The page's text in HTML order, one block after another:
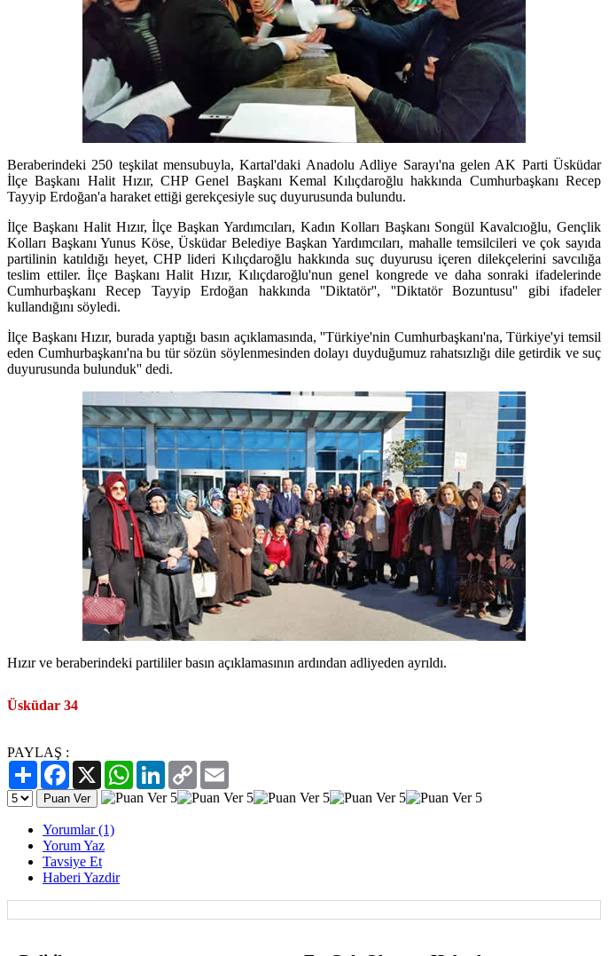
Beraberindeki 250 teşkilat mensubuyla, Kartal'daki Anadolu Adliye Sarayı'na gelen AK Parti Üsküdar
İlçe Başkanı Halit Hızır, CHP Genel Başkanı Kemal Kılıçdaroğlu hakkında Cumhurbaşkanı Recep
Tayyip Erdoğan'a haraket ettiği gerekçesiyle suç duyurusunda bulundu.
İlçe Başkanı Halit Hızır, İlçe Başkan Yardımcıları, Kadın Kolları Başkanı Songül Kavalcıoğlu, Gençlik
Kolları Başkanı Yunus Köse, Üsküdar Belediye Başkan Yardımcıları, mahalle temsilcileri ve çok sayıda
partilinin katıldığı heyet, CHP lideri Kılıçdaroğlu hakkında suç duyurusu içeren dilekçelerini savcılığa
teslim ettiler. İlçe Başkanı Halit Hızır, Kılıçdaroğlu'nun genel kongrede ve daha sonraki ifadelerinde
Cumhurbaşkanı Recep Tayyip Erdoğan hakkında ''Diktatör'', ''Diktatör Bozuntusu'' gibi ifadeler
kullandığını söyledi.
İlçe Başkanı Hızır, burada yaptığı basın açıklamasında, ''Türkiye'nin Cumhurbaşkanı'na, Türkiye'yi temsil
eden Cumhurbaşkanı'na bu tür sözün söylenmesinden dolayı duyduğumuz rahatsızlığı dile getirdik ve suç
duyurusunda bulunduk'' dedi.
Hızır ve beraberindeki partililer basın açıklamasının ardından adliyeden ayrıldı.
Üsküdar 34
PAYLAŞ :
PaylaşFacebook
X WhatsAppLinkedIn
Copy
Link
Yorumlar (1)
Yorum Yaz
Tavsiye Et
Haberi Yazdir